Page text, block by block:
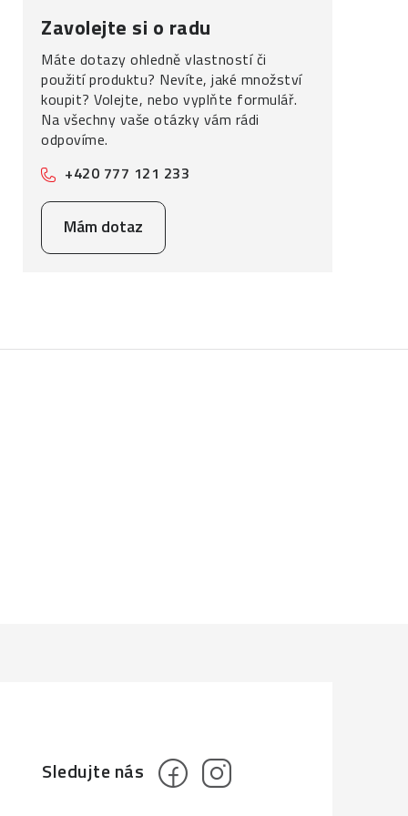
Zavolejte si o radu
Máte dotazy ohledně vlastností či
použití produktu? Nevíte, jaké množství
koupit? Volejte, nebo vyplňte formulář.
Na všechny vaše otázky vám rádi
odpovíme.
+420 777 121 233
Mám dotaz